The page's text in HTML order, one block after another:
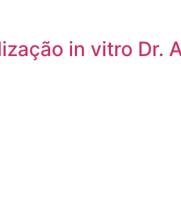
in vitro Dr.